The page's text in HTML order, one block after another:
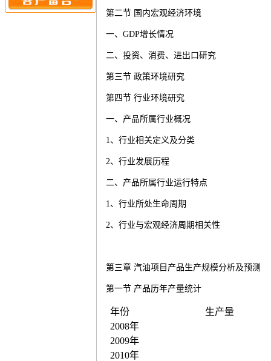
第二节 国内宏观经济环境
一、 GDP增长情况
二、投资、消费、进出口研究
第三节 政策环境研究
第四节 行业环境研究
一、产品所属行业概况
1、行业相关定义及分类
2、行业发展历程
二、产品所属行业运行特点
1、行业所处生命周期
2、行业与宏观经济周期相关性
第三章 汽油项目产品生产规模分析及预测
第一节 产品历年产量统计
年份
生产量
2008年
2009年
2010年